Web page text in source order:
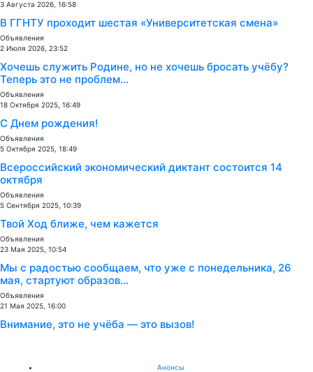
3 Августа 2026, 16:58
В ГГНТУ проходит шестая «Университетская смена»
Объявления
2 Июля 2026, 23:52
Хочешь служить Родине, но не хочешь бросать учёбу?
Теперь это не проблем...
Объявления
18 Октября 2025, 16:49
С Днем рождения!
Объявления
5 Октября 2025, 18:49
Всероссийский экономический диктант состоится 14
октября
Объявления
5 Сентября 2025, 10:39
Твой Ход ближе, чем кажется
Объявления
23 Мая 2025, 10:54
Мы с радостью сообщаем, что уже с понедельника, 26
мая, стартуют образов...
Объявления
21 Мая 2025, 16:00
Внимание, это не учёба — это вызов!
Анонсы